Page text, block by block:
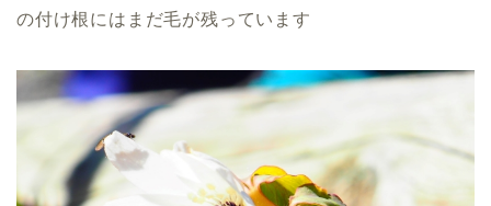
の付け根にはまだ毛が残っています